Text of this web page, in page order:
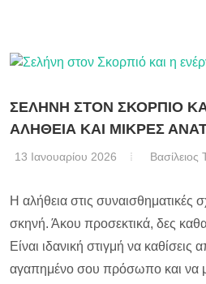
ΣΕΛΗΝΗ ΣΤΟΝ ΣΚΟΡΠΙΟ
ΑΛΗΘΕΙΑ ΚΑΙ ΜΙΚΡΕΣ
13 Ιανουαρίου 2026 Βασίλειος
Η αλήθεια στις συναισθηματικές
σκηνή. Άκου προσεκτικά, δες
Είναι ιδανική στιγμή να καθίσεις
αγαπημένο σου πρόσωπο και να